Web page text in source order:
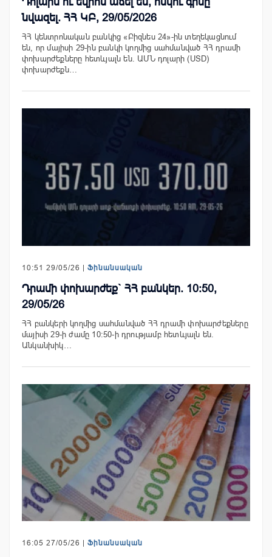
նվազել. ՀՀ ԿԲ, 29/05/2026
ՀՀ կենտրոնական բանկից «Բիզնես 24»-ին տեղեկացնում
են, որ մայիսի 29-ին բանկի կողմից սահմանված ՀՀ դրամի
փոխարժեքները հետևյալն են. ԱՄՆ դոլարի (USD)
փոխարժեքն…
10:51 29/05/26 | Ֆինանսական
Դրամի փոխարժեք` ՀՀ բանկեր. 10:50,
29/05/26
ՀՀ բանկերի կողմից սահմանված ՀՀ դրամի փոխարժեքները
մայիսի 29-ի ժամը 10:50-ի դրությամբ հետևյալն են.
Անկանխիկ…
16:05 27/05/26 | Ֆինանսական